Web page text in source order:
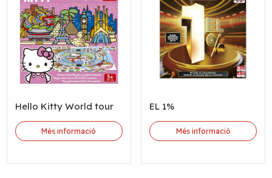
Hello Kitty World tour
Més informació
EL 1%
Més informació